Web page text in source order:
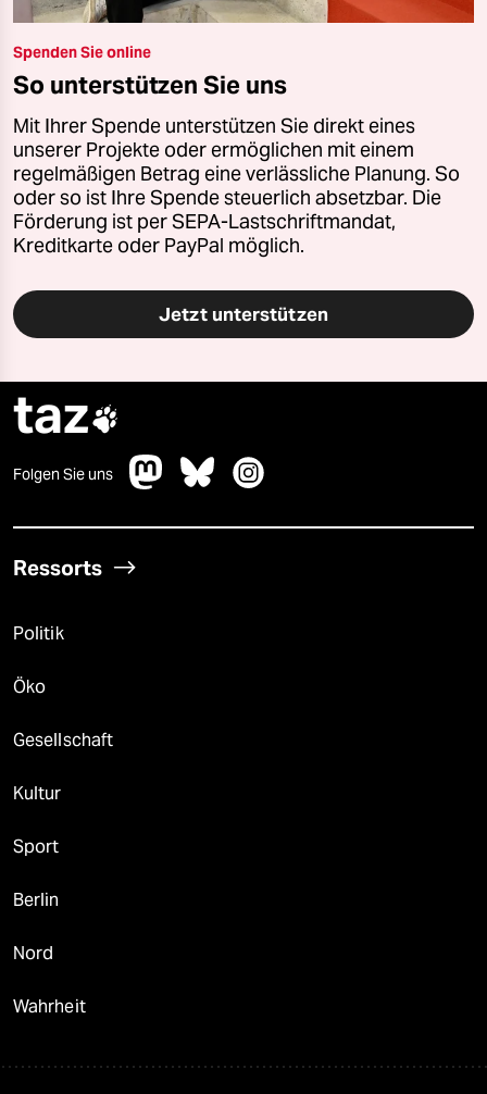
Spenden Sie online
So unterstützen Sie uns
Mit Ihrer Spende unterstützen Sie direkt eines
unserer Projekte oder ermöglichen mit einem
regelmäßigen Betrag eine verlässliche Planung. So
oder so ist Ihre Spende steuerlich absetzbar. Die
Förderung ist per SEPA-Lastschriftmandat,
Kreditkarte oder PayPal möglich.
Jetzt unterstützen
taz
Folgen Sie uns
Ressorts
Politik
Öko
Gesellschaft
Kultur
Sport
Berlin
Nord
Wahrheit